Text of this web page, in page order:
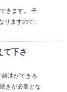
きます。 子
ますので、
て下さ
油ができる
きが必要とな